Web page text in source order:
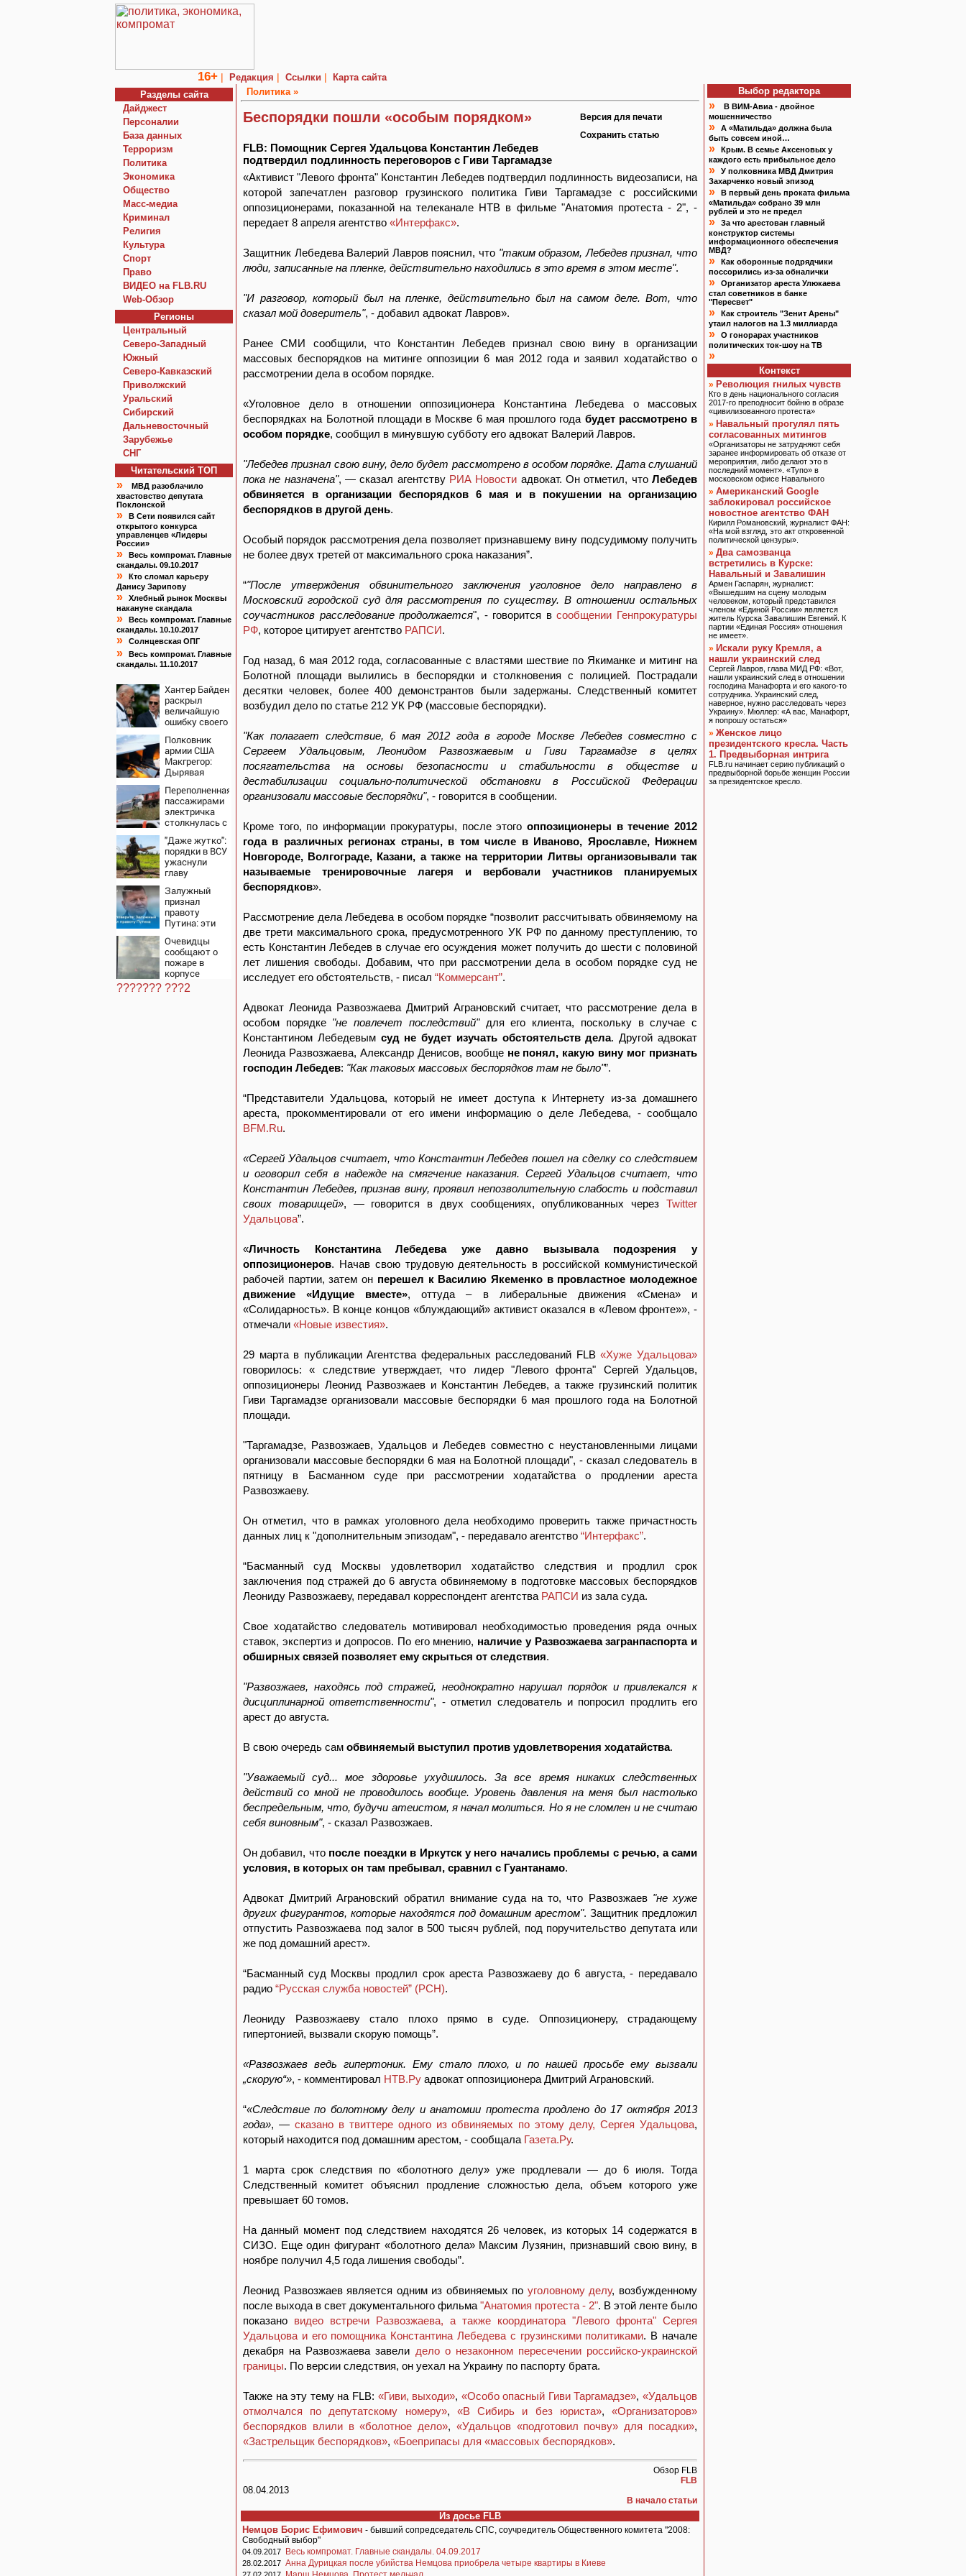
16+ | Редакция | Ссылки |
Карта сайта
Разделы сайта
Дайджест
Персоналии
База данных
Терроризм
Политика
Экономика
Общество
Macc-медиа
Криминал
Религия
Культура
Спорт
Право
ВИДЕО на FLB.RU
Web-Обзор
Регионы
Центральный
Северо-Западный
Южный
Северо-Кавказский
Приволжский
Уральский
Сибирский
Дальневосточный
Зарубежье
СНГ
Читательский TOП
»
МВД разоблачило
хвастовство депутата
Поклонской
»
В Сети появился сайт
открытого конкурса
управленцев «Лидеры
России»
»
Весь компромат. Главные
скандалы. 09.10.2017
»
Кто сломал карьеру
Данису Зарипову
»
Хлебный рынок Москвы
накануне скандала
»
Весь компромат. Главные
скандалы. 10.10.2017
» Солнцевская ОПГ
»
Весь компромат. Главные
скандалы. 11.10.2017
Хантер Байден
раскрыл
величайшую
ошибку своего
бездействие
против
Трампа
Полковник
армии США
Макгрегор:
Дырявая
Одессы -
когда же в
командовании
ВМФ России
за это полетят
головы?
Переполненная
пассажирами
электричка
столкнулась с
поездом —
десятки
человек
пострадали.
Видео с места
ЧП
"Даже жутко":
порядки в ВСУ
ужаснули
главу
армии
Залужный
признал
правоту
Путина: эти
прозвучали не
просто так
Очевидцы
сообщают о
пожаре в
корпусе
ТГСХА
??????? ???2
Политика »
Беспорядки пошли «особым порядком»
FLB: Помощник Сергея Удальцова Константин Лебедев
подтвердил подлинность переговоров с Гиви Таргамадзе
Версия для печати
Сохранить статью
«Активист "Левого фронта" Константин Лебедев подтвердил подлинность видеозаписи, на
которой запечатлен разговор грузинского политика Гиви Таргамадзе с российскими
оппозиционерами, показанной на телеканале НТВ в фильме "Анатомия протеста - 2", -
передает 8 апреля агентство «Интерфакс».
Защитник Лебедева Валерий Лавров пояснил, что "таким образом, Лебедев признал, что
люди, записанные на пленке, действительно находились в это время в этом месте".
"И разговор, который был на пленке, действительно был на самом деле. Вот, что
сказал мой доверитель", - добавил адвокат Лавров».
Ранее СМИ сообщили, что Константин Лебедев признал свою вину в организации
массовых беспорядков на митинге оппозиции 6 мая 2012 года и заявил ходатайство о
рассмотрении дела в особом порядке.
«Уголовное дело в отношении оппозиционера Константина Лебедева о массовых
беспорядках на Болотной площади в Москве 6 мая прошлого года будет рассмотрено в
особом порядке, сообщил в минувшую субботу его адвокат Валерий Лавров.
"Лебедев признал свою вину, дело будет рассмотрено в особом порядке. Дата слушаний
пока не назначена", — сказал агентству РИА Новости адвокат. Он отметил, чтоЛебедев
обвиняется в организации беспорядков 6 мая и в покушении на организацию
беспорядков в другой день.
Особый порядок рассмотрения дела позволяет признавшему вину подсудимому получить
не более двух третей от максимального срока наказания”.
“"После утверждения обвинительного заключения уголовное дело направлено в
Московский городской суд для рассмотрения по существу. В отношении остальных
соучастников расследование продолжается", - говорится всообщении Генпрокуратуры
РФ, которое цитирует агентство РАПСИ.
Год назад, 6 мая 2012 года, согласованные с властями шествие по Якиманке и митинг на
Болотной площади вылились в беспорядки и столкновения с полицией. Пострадали
десятки человек, более 400 демонстрантов были задержаны. Следственный комитет
возбудил дело по статье 212 УК РФ (массовые беспорядки).
"Как полагает следствие, 6 мая 2012 года в городе Москве Лебедев совместно с
Сергеем Удальцовым, Леонидом Развозжаевым и Гиви Таргамадзе в целях
посягательства на основы безопасности и стабильности в обществе и
дестабилизации социально-политической обстановки в Российской Федерации
организовали массовые беспорядки", - говорится в сообщении.
Кроме того, по информации прокуратуры, после этого оппозиционеры в течение 2012
года в различных регионах страны, в том числе в Иваново, Ярославле, Нижнем
Новгороде, Волгограде, Казани, а также на территории Литвы организовывали так
называемые тренировочные лагеря и вербовали участников планируемых
беспорядков».
Рассмотрение дела Лебедева в особом порядке “позволит рассчитывать обвиняемому на
две трети максимального срока, предусмотренного УК РФ по данному преступлению, то
есть Константин Лебедев в случае его осуждения может получить до шести с половиной
лет лишения свободы. Добавим, что при рассмотрении дела в особом порядке суд не
исследует его обстоятельств, - писал “Коммерсант”.
Адвокат Леонида Развозжаева Дмитрий Аграновский считает, что рассмотрение дела в
особом порядке "не повлечет последствий"для его клиента, поскольку в случае с
Константином Лебедевым суд не будет изучать обстоятельств дела. Другой адвокат
Леонида Развозжаева, Александр Денисов, вообще не понял, какую вину мог признать
господин Лебедев: "Как таковых массовых беспорядков там не было"”.
“Представители Удальцова, который не имеет доступа к Интернету из-за домашнего
ареста, прокомментировали от его имени информацию о деле Лебедева, - сообщало
BFM.Ru.
«Сергей Удальцов считает, что Константин Лебедев пошел на сделку со следствием
и оговорил себя в надежде на смягчение наказания. Сергей Удальцов считает, что
Константин Лебедев, признав вину, проявил непозволительную слабость и подставил
своих товарищей», — говорится в двух сообщениях, опубликованных черезTwitter
Удальцова”.
«Личность Константина Лебедева уже давно вызывала подозрения у
оппозиционеров. Начав свою трудовую деятельность в российской коммунистической
рабочей партии, затем он перешел к Василию Якеменко в провластное молодежное
движение «Идущие вместе», оттуда – в либеральные движения «Смена» и
«Солидарность». В конце концов «блуждающий» активист оказался в «Левом фронте»», -
отмечали «Новые известия».
29 марта в публикации Агентства федеральных расследований FLB«Хуже Удальцова»
говорилось: « следствие утверждает, что лидер "Левого фронта" Сергей Удальцов,
оппозиционеры Леонид Развозжаев и Константин Лебедев, а также грузинский политик
Гиви Таргамадзе организовали массовые беспорядки 6 мая прошлого года на Болотной
площади.
"Таргамадзе, Развозжаев, Удальцов и Лебедев совместно с неустановленными лицами
организовали массовые беспорядки 6 мая на Болотной площади", - сказал следователь в
пятницу в Басманном суде при рассмотрении ходатайства о продлении ареста
Развозжаеву.
Он отметил, что в рамках уголовного дела необходимо проверить также причастность
данных лиц к "дополнительным эпизодам", - передавало агентство “Интерфакс”.
“Басманный суд Москвы удовлетворил ходатайство следствия и продлил срок
заключения под стражей до 6 августа обвиняемому в подготовке массовых беспорядков
Леониду Развозжаеву, передавал корреспондент агентства РАПСИ из зала суда.
Свое ходатайство следователь мотивировал необходимостью проведения ряда очных
ставок, экспертиз и допросов. По его мнению, наличие у Развозжаева загранпаспорта и
обширных связей позволяет ему скрыться от следствия.
"Развозжаев, находясь под стражей, неоднократно нарушал порядок и привлекался к
дисциплинарной ответственности", - отметил следователь и попросил продлить его
арест до августа.
В свою очередь сам обвиняемый выступил против удовлетворения ходатайства.
"Уважаемый суд... мое здоровье ухудшилось. За все время никаких следственных
действий со мной не проводилось вообще. Уровень давления на меня был настолько
беспредельным, что, будучи атеистом, я начал молиться. Но я не сломлен и не считаю
себя виновным", - сказал Развозжаев.
Он добавил, что после поездки в Иркутск у него начались проблемы с речью, а сами
условия, в которых он там пребывал, сравнил с Гуантанамо.
Адвокат Дмитрий Аграновский обратил внимание суда на то, что Развозжаев "не хуже
других фигурантов, которые находятся под домашним арестом". Защитник предложил
отпустить Развозжаева под залог в 500 тысяч рублей, под поручительство депутата или
же под домашний арест».
“Басманный суд Москвы продлил срок ареста Развозжаеву до 6 августа, - передавало
радио “Русская служба новостей” (РСН).
Леониду Развозжаеву стало плохо прямо в суде. Оппозиционеру, страдающему
гипертонией, вызвали скорую помощь”.
«Развозжаев ведь гипертоник. Ему стало плохо, и по нашей просьбе ему вызвали
„скорую“», - комментировал НТВ.Ру адвокат оппозиционера Дмитрий Аграновский.
“«Следствие по болотному делу и анатомии протеста продлено до 17 октября 2013
года», — сказано в твиттере одного из обвиняемых по этому делу, Сергея Удальцова,
который находится под домашним арестом, - сообщала Газета.Ру.
1 марта срок следствия по «болотного делу» уже продлевали — до 6 июля. Тогда
Следственный комитет объяснил продление сложностью дела, объем которого уже
превышает 60 томов.
На данный момент под следствием находятся 26 человек, из которых 14 содержатся в
СИЗО. Еще один фигурант «болотного дела» Максим Лузянин, признавший свою вину, в
ноябре получил 4,5 года лишения свободы”.
Леонид Развозжаев является одним из обвиняемых по уголовному делу, возбужденному
после выхода в свет документального фильма "Анатомия протеста - 2". В этой ленте было
показано видео встречи Развозжаева, а также координатора "Левого фронта" Сергея
Удальцова и его помощника Константина Лебедева с грузинскими политиками. В начале
декабря на Развозжаева завели дело о незаконном пересечении российско-украинской
границы. По версии следствия, он уехал на Украину по паспорту брата.
Также на эту тему на FLB: «Гиви, выходи», «Особо опасный Гиви Таргамадзе»,«Удальцов
отмолчался по депутатскому номеру», «В Сибирь и без юриста»,«Организаторов»
беспорядков влили в «болотное дело», «Удальцов «подготовил почву» для посадки»,
«Застрельщик беспорядков», «Боеприпасы для «массовых беспорядков».
08.04.2013
Обзор FLB
FLB
В начало статьи
Из досье FLB
Немцов Борис Ефимович - бывший сопредседатель СПС, соучредитель Общественного комитета "2008:
Свободный выбор"
04.09.2017 Весь компромат. Главные скандалы. 04.09.2017
28.02.2017 Анна Дурицкая после убийства Немцова приобрела четыре квартиры в Киеве
Выбор редактора
»
В ВИМ-Авиа - двойное
мошенничество
»
А «Матильда» должна была
быть совсем иной…
»
Крым. В семье Аксеновых у
каждого есть прибыльное дело
»
У полковника МВД Дмитрия
Захарченко новый эпизод
»
В первый день проката фильма
«Матильда» собрано 39 млн
рублей и это не предел
»
За что арестован главный
конструктор системы
информационного обеспечения
МВД?
»
Как оборонные подрядчики
поссорились из-за обналички
»
Организатор ареста Улюкаева
стал советников в банке
"Пересвет"
»
Как строитель "Зенит Арены"
утаил налогов на 1.3 миллиарда
»
О гонорарах участников
политических ток-шоу на ТВ
»
Контекст
» Революция гнилых чувств
Кто в день национального согласия
2017-го преподносит бойню в образе
«цивилизованного протеста»
» Навальный прогулял пять
согласованных митингов
«Организаторы не затрудняют себя
заранее информировать об отказе от
мероприятия, либо делают это в
последний момент». «Тупо» в
московском офисе Навального
» Американский Google
заблокировал российское
новостное агентство ФАН
Кирилл Романовский, журналист ФАН:
«На мой взгляд, это акт откровенной
политической цензуры».
» Два самозванца
встретились в Курске:
Навальный и Завалишин
Армен Гаспарян, журналист:
«Вышедшим на сцену молодым
человеком, который представился
членом «Единой России» является
житель Курска Завалишин Евгений. К
партии «Единая Россия» отношения
не имеет».
» Искали руку Кремля, а
нашли украинский след
Сергей Лавров, глава МИД РФ: «Вот,
нашли украинский след в отношении
господина Манафорта и его какого-то
сотрудника. Украинский след,
наверное, нужно расследовать через
Украину». Мюллер: «А вас, Манафорт,
я попрошу остаться»
» Женское лицо
президентского кресла. Часть
1. Предвыборная интрига
FLB.ru начинает серию публикаций о
предвыборной борьбе женщин России
за президентское кресло.